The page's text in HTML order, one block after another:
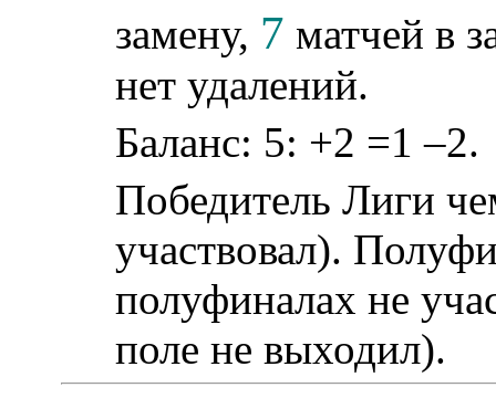
замену, 7 матчей в
нет удалений.
Баланс: 5: +2 =1 –2.
Победитель Лиги
участвовал).
полуфиналах не
поле не выходил).